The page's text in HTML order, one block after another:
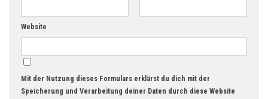
Website
Mit der Nutzung dieses Formulars erklärst du dich mit der
Speicherung und Verarbeitung deiner Daten durch diese Website